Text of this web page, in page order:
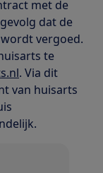
met de
dat de
vergoed.
te
. Via dit
van huisarts